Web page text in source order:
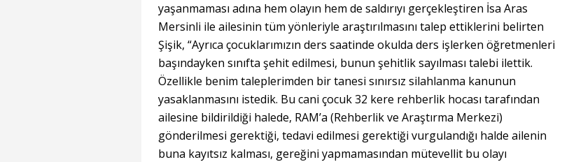
yaşanmaması adına hem olayın hem de saldırıyı gerçekleştiren İsa Aras
Mersinli ile ailesinin tüm yönleriyle araştırılmasını talep ettiklerini belirten
Şişik, “Ayrıca çocuklarımızın ders saatinde okulda ders işlerken öğretmenleri
başındayken sınıfta şehit edilmesi, bunun şehitlik sayılması talebi ilettik.
Özellikle benim taleplerimden bir tanesi sınırsız silahlanma kanunun
yasaklanmasını istedik. Bu cani çocuk 32 kere rehberlik hocası tarafından
ailesine bildirildiği halede, RAM’a (Rehberlik ve Araştırma Merkezi)
gönderilmesi gerektiği, tedavi edilmesi gerektiği vurgulandığı halde ailenin
buna kayıtsız kalması, gereğini yapmamasından mütevellit bu olayı